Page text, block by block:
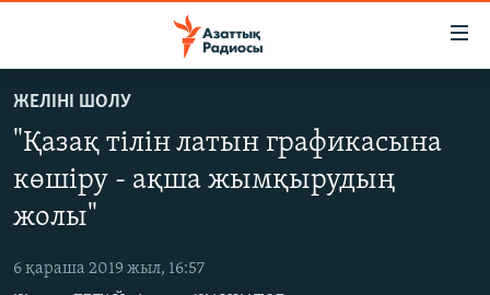
to
main
content
to
Navigation
САЯСАТ
AZATTYQTV
АДАМ ҚҰҚЫҚТАРЫ
ЖЕЛІНІ ШОЛУ
"Қазақ тілін латын графикасына
көшіру - ақша жымқырудың
жолы"
6 қараша 2019 жыл, 16:57